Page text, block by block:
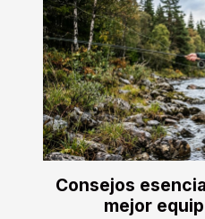
Consejos
mejor